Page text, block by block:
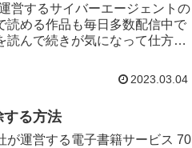
営するサイバーエージェントの
読める作品も毎日多数配信中で
読んで続きが気になって仕方が
2023.03.04
る方法
が運営する電子書籍サービス 70